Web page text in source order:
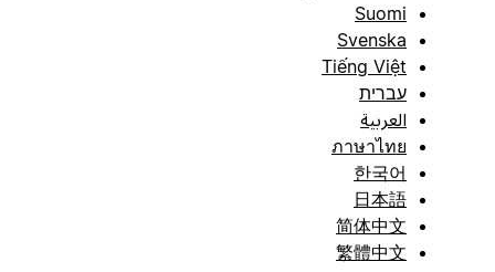
Suomi
Svenska
Tiếng Việt
עברית
العربية
ภาษาไทย
한국어
日本語
简体中文
繁體中文